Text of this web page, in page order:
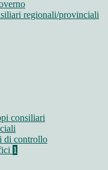
regionali/provinciali
consiliari
di controllo
1